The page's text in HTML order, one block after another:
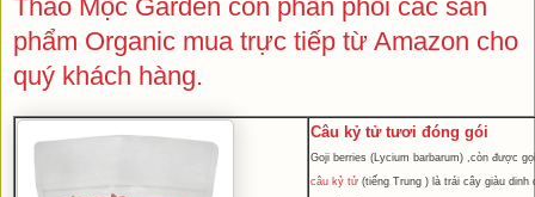
Thảo Mộc Garden còn phân phối các sản
phẩm Organic mua trực tiếp từ Amazon cho
quý khách hàng.
Câu kỷ tử tươi đóng gói
Goji berries (Lycium barbarum) ,còn được
câu kỷ tử (tiếng Trung ) là trái cây giàu